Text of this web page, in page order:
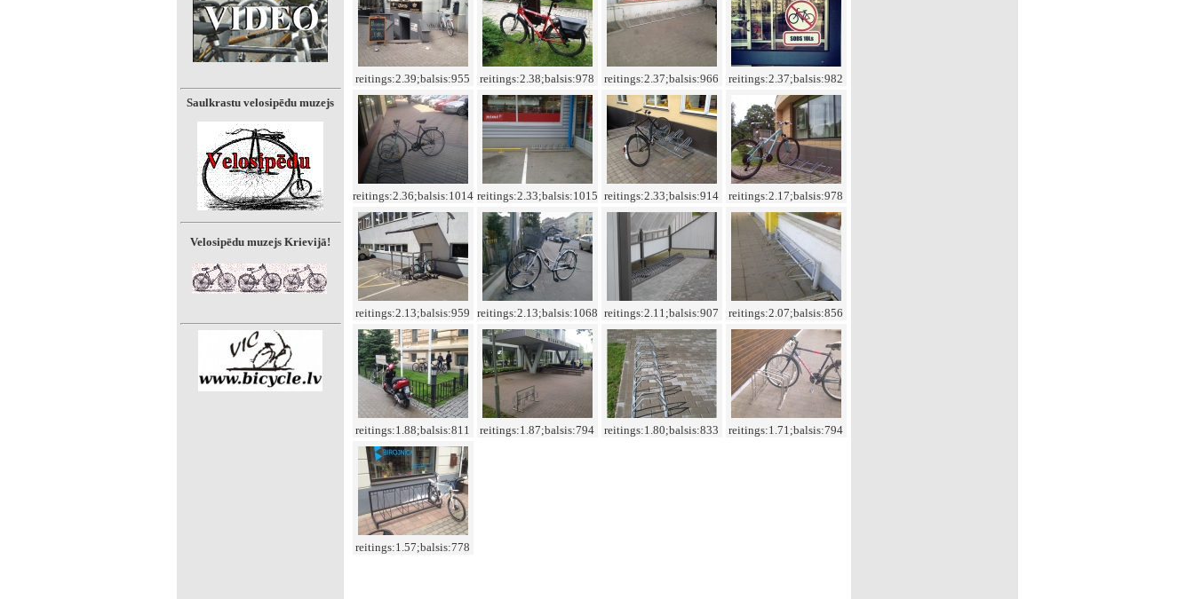
Saulkrastu velosipēdu muzejs
Velosipēdu muzejs Krievijā!
reitings:2.39;balsis:955 reitings:2.38;balsis:978 reitings:2.37;balsis:966 reitings:2.37;balsis:982
reitings:2.36;balsis:1014 reitings:2.33;balsis:1015 reitings:2.33;balsis:914 reitings:2.17;balsis:978
reitings:2.13;balsis:959 reitings:2.13;balsis:1068 reitings:2.11;balsis:907 reitings:2.07;balsis:856
reitings:1.88;balsis:811 reitings:1.87;balsis:794 reitings:1.80;balsis:833 reitings:1.71;balsis:794
reitings:1.57;balsis:778